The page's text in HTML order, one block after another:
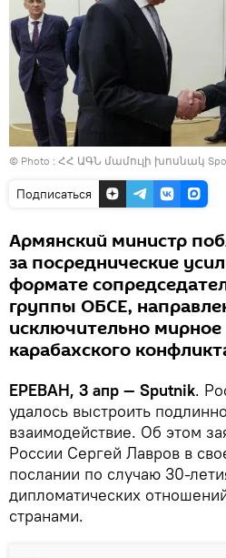
© Photo : ՀՀ ԱԳՆ մամուլի խոսնակ
Подписаться
Армянский министр
за посреднические
формате
группы ОБСЕ,
исключительно мирное
карабахского
ЕРЕВАН, 3 апр — Sputnik.
удалось выстроить
взаимодействие. Об этом
России Сергей Лавров в
послании по случаю 30-
дипломатических
странами.